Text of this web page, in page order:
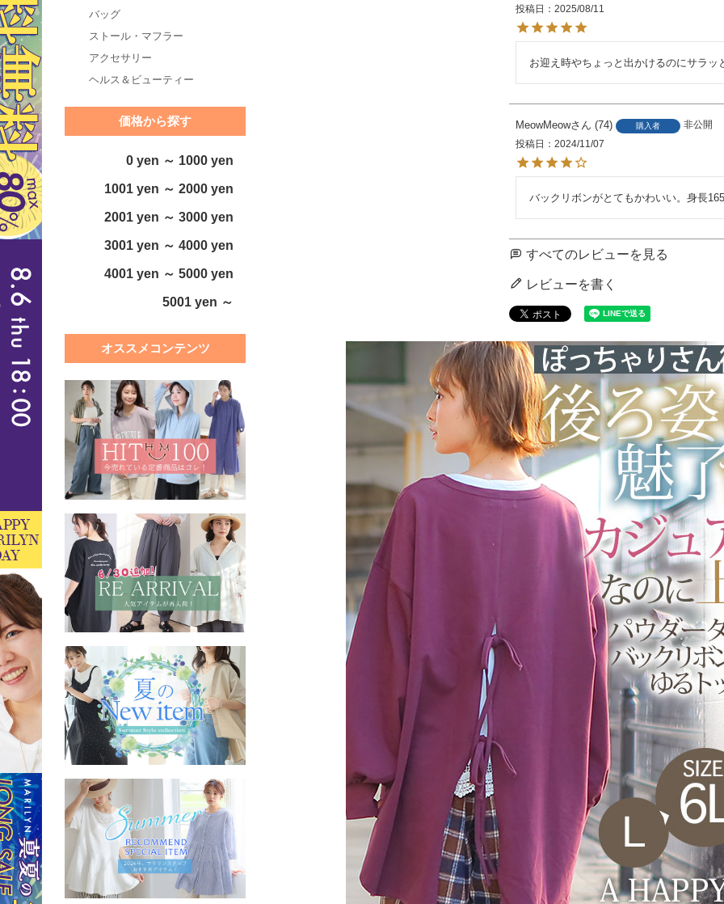
バッグ
ストール・マフラー
アクセサリー
ヘルス＆ビューティー
価格から探す
0 yen ～ 1000 yen
1001 yen ～ 2000 yen
2001 yen ～ 3000 yen
3001 yen ～ 4000 yen
4001 yen ～ 5000 yen
5001 yen ～
オススメコンテンツ
投稿日
2025/08/11
お迎え時やちょっと出かけるのにサラッ
MeowMeow 74 購入者
非公開
投稿日
2024/11/07
バックリボンがとてもかわいい。身長
すべてのレビューを見る
レビューを書く